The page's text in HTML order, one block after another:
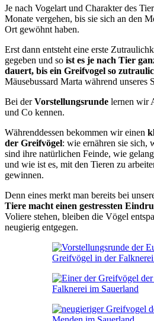
Je nach Vogelart und Charakter des
Monate vergehen, bis sie sich an den
Ort gewöhnt haben.
Erst dann entsteht eine erste
gegeben und so ist es je nach Tier
dauert, bis ein Greifvogel so
Mäusebussard Marta während unseres
Bei derVorstellungsrunde lernen wir
und Co kennen.
Währenddessen bekommen wir einen
der Greifvögel: wie ernähren sie sich,
sind ihre natürlichen Feinde, wie
und wie ist es, mit den Tieren zu
gewinnen.
Denn eines merkt man bereits bei
Tiere macht einen gestressten
Voliere stehen, bleiben die Vögel
neugierig entgegen.